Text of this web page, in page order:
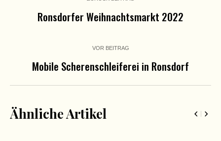
Ronsdorfer Weihnachtsmarkt 2022
VOR BEITRAG
Mobile Scherenschleiferei in Ronsdorf
Ähnliche Artikel